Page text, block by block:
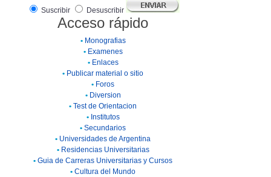
Suscribir Desuscribir
Acceso rápido
• Monografias
• Examenes
• Enlaces
• Publicar material o sitio
• Foros
• Diversion
• Test de Orientacion
• Institutos
• Secundarios
• Universidades de Argentina
• Residencias Universitarias
• Guia de Carreras Universitarias y Cursos
• Cultura del Mundo